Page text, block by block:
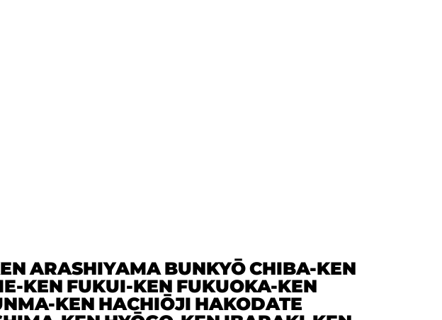
ARASHIYAMA BUNKYŌCHIBA-KEN
KEN FUKUI-KEN FUKUOKA-KEN
KEN HACHIŌJI HAKODATE